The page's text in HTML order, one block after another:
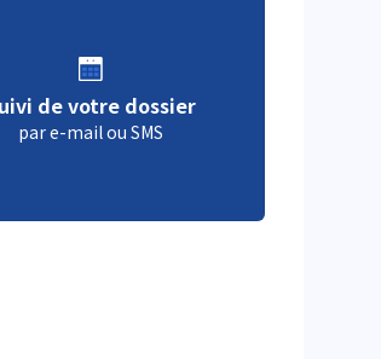
de votre dossier
par e-mail ou SMS